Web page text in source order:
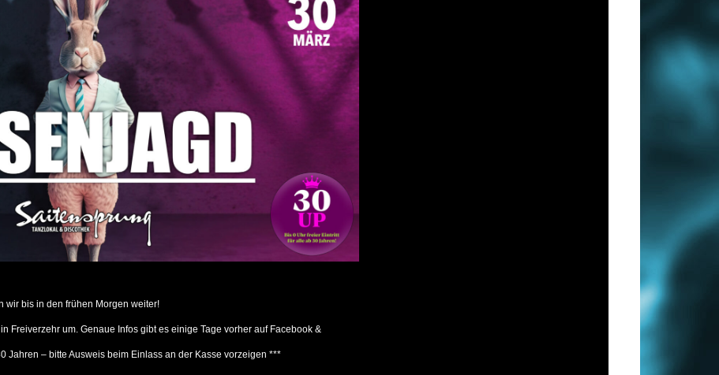
wir bis in den frühen Morgen weiter!
Freiverzehr um. Genaue Infos gibt es einige Tage vorher auf Facebook &
Jahren – bitte Ausweis beim Einlass an der Kasse vorzeigen ***